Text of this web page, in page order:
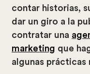
contar historias,
dar un giro a la
contratar una
marketing que
algunas prácticas